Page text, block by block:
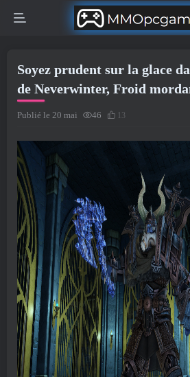
Soyez prudent sur la glace
de Neverwinter, Froid
Publié le 20 mai 46 13